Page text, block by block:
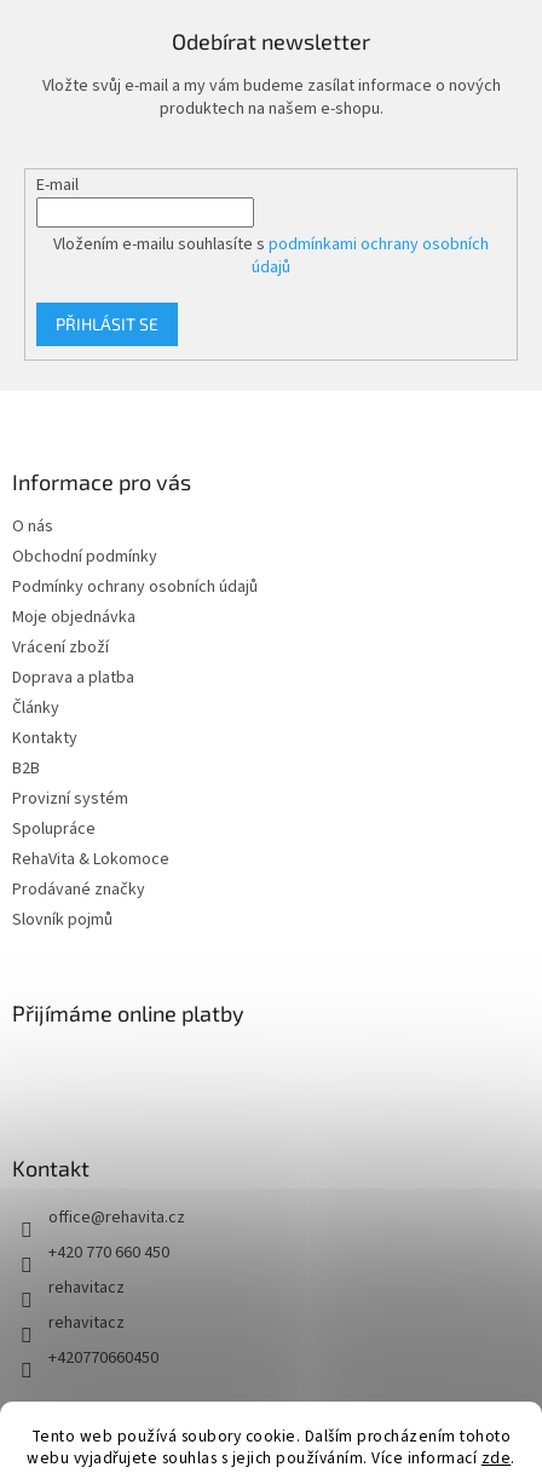
Tento web používá soubory cookie. Dalším procházením tohoto
webu vyjadřujete souhlas s jejich používáním. Více informací zde.
židle podle potřeby. Hustilka není součástí. Zádové
Odebírat newsletter
Vložte svůj e-mail a my vám budeme zasílat informace o nových
produktech na našem e-shopu.
E-mail
Vložením e-mailu souhlasíte s podmínkami ochrany osobních
údajů
PŘIHLÁSIT SE
Informace pro vás
O nás
Obchodní podmínky
Podmínky ochrany osobních údajů
Moje objednávka
Vrácení zboží
Doprava a platba
Články
Kontakty
B2B
Provizní systém
Spolupráce
RehaVita & Lokomoce
Prodávané značky
Slovník pojmů
Přijímáme online platby
Kontakt
office@rehavita.cz
+420 770 660 450
rehavitacz
rehavitacz
+420770660450
Vytvořil Shoptet